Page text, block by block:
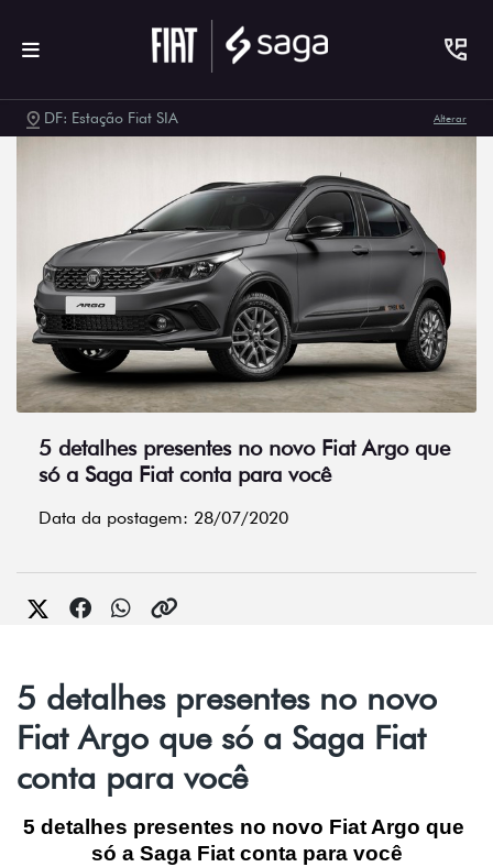
DF: Estação Fiat SIA Alterar
5 detalhes presentes no novo Fiat Argo que
só a Saga Fiat conta para você
Data da postagem: 28/07/2020
5 detalhes presentes no novo
Fiat Argo que só a Saga Fiat
conta para você
5 detalhes presentes no novo Fiat Argo que
só a Saga Fiat conta para você